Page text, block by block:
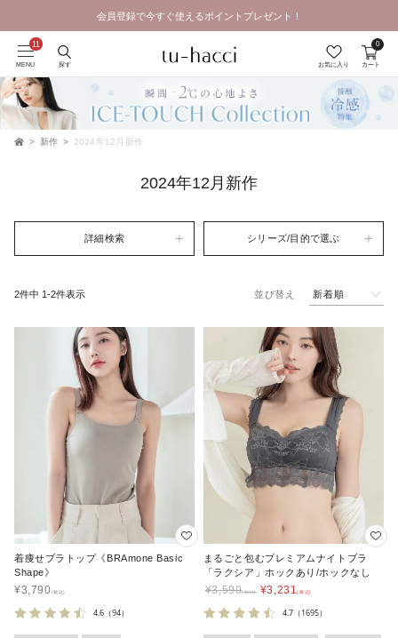
会員登録で今すぐ使えるポイントプレゼント！
MENU 探す お気に入り カート
0
新作 2024年12月新作
2024年12月新作
詳細検索 シリーズ/目的で選ぶ
並び替え 新着順
2件中 1-2件表示
着痩せブラトップ《BRAmone Basic
Shape》
¥3,790
4.6 （94）
まるごと包むプレミアムナイトブラ
「ラクシア」ホックあり/ホックなし
¥3,590 ¥3,231
4.7（1695）